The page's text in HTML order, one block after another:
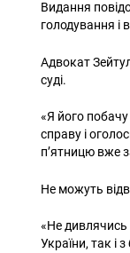
Видання
голодування і
Адвокат
суді.
«Я його
справу і
п’ятницю вже
Не можуть
«Не дивлячись
України, так і